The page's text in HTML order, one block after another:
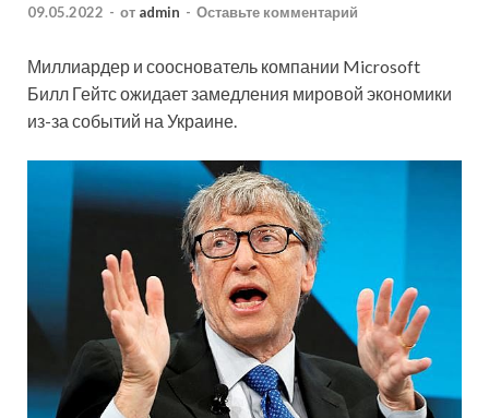
09.05.2022 - от admin - Оставьте комментарий
Миллиардер и сооснователь компании Microsoft
Билл Гейтс ожидает замедления мировой экономики
из-за событий на Украине.